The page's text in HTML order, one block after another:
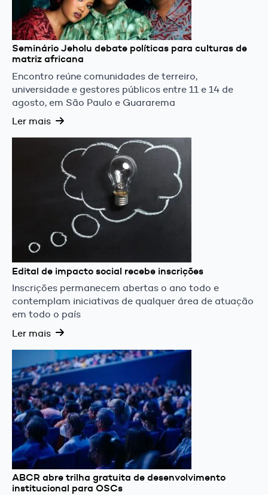
Seminário Jeholu debate políticas para culturas de
matriz africana
Encontro reúne comunidades de terreiro,
universidade e gestores públicos entre 11 e 14 de
agosto, em São Paulo e Guararema
Ler mais
Edital de impacto social recebe inscrições
Inscrições permanecem abertas o ano todo e
contemplam iniciativas de qualquer área de atuação
em todo o país
Ler mais
ABCR abre trilha gratuita de desenvolvimento
institucional para OSCs